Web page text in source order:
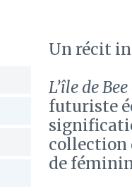
Un récit
L’île de
futuriste
collection
de